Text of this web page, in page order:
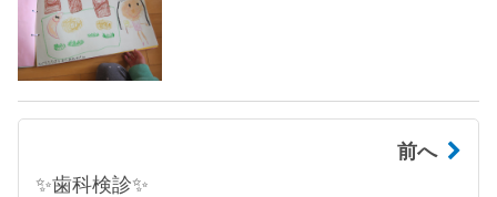
前へ
✨歯科検診✨